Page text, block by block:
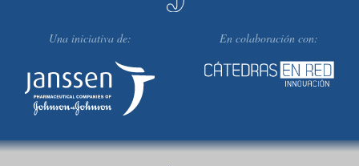
Una iniciativa de: En colaboración con: